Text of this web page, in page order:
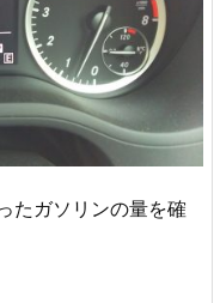
たガソリンの量を確